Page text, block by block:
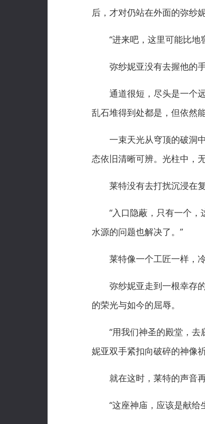
后，才对仍站在外面的弥纱
“进来吧，这里可能比地
弥纱妮亚没有去握他的手
通道很短，尽头是一个远
乱石堆得到处都是，但依然
一束天光从穹顶的破洞中
态依旧清晰可辨。光柱中，
莱特没有去打扰沉浸在复
“入口隐蔽，只有一个，
水源的问题也解决了。”
莱特像一个工匠一样，冷
弥纱妮亚走到一根幸存的
的荣光与如今的屈辱。
“用我们神圣的殿堂，去
妮亚双手紧扣向破碎的神像
就在这时，莱特的声音再
“这座神庙，应该是献给